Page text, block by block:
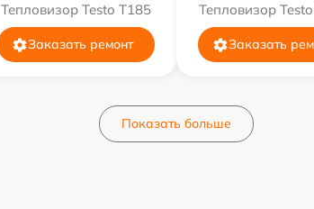
Тепловизор Testo T185
Заказать ремонт
Тепловизор
Заказать
Показать больше